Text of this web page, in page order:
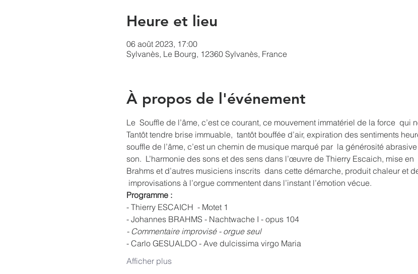
Heure et lieu
06 août 2023, 17:00
Sylvanès, Le Bourg, 12360 Sylvanès, France
À propos de l'événement
Le  Souffle de l’âme, c’est ce courant, ce mouvement immatériel de la force
Tantôt tendre brise immuable,  tantôt bouffée d’air, expiration des sentiments
souffle de l’âme, c’est un chemin de musique marqué par  la générosité
son.  L’harmonie des sons et des sens dans l’œuvre de Thierry Escaich, mise
Brahms et d’autres musiciens inscrits  dans cette démarche, produit chaleur et
improvisations à l’orgue commentent dans l’instant l’émotion vécue.
Programme :
- Thierry ESCAICH  - Motet 1
- Johannes BRAHMS - Nachtwache I - opus 104
​- Commentaire improvisé - orgue seul
​- Carlo GESUALDO - Ave dulcissima virgo Maria
Afficher plus